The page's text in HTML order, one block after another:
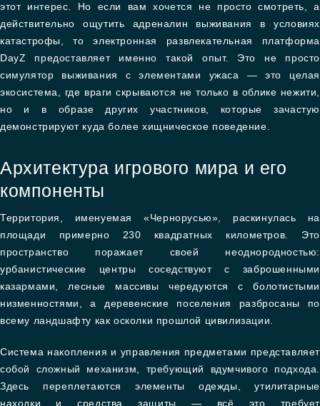
этот интерес. Но если вам хочется не просто смотреть, а
действительно ощутить адреналин выживания в условиях
катастрофы, то электронная развлекательная платформа
DayZ предоставляет именно такой опыт. Это не просто
симулятор выживания с элементами ужаса — это целая
экосистема, где враги скрываются не только в облике нежити,
но и в образе других участников, которые зачастую
демонстрируют куда более хищническое поведение.
Архитектура игрового мира и его
компоненты
Территория, именуемая «Чернорусью», раскинулась на
площади примерно 230 квадратных километров. Это
пространство поражает своей неоднородностью:
урбанистические центры соседствуют с заброшенными
казармами, лесные массивы чередуются с болотистыми
низменностями, а деревенские поселения разбросаны по
всему ландшафту как осколки прошлой цивилизации.
Система накопления и управления предметами представляет
собой сложный механизм, требующий вдумчивого подхода.
Здесь переплетаются элементы одежды, утилитарные
находки и средства защиты — всё это требует